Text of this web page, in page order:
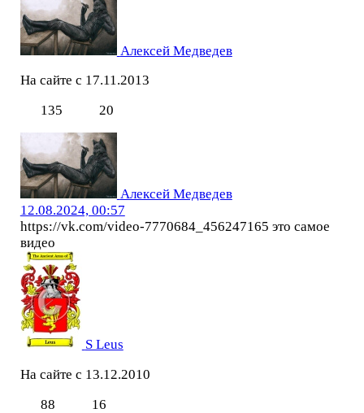
Алексей Медведев
На сайте с 17.11.2013
135
20
Алексей Медведев
12.08.2024, 00:57
https://vk.com/video-7770684_456247165 это самое
видео
S Leus
На сайте с 13.12.2010
88
16